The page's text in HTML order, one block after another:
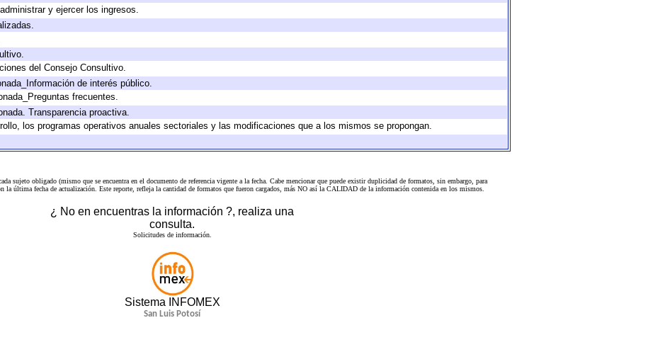
y ejercer los ingresos.
del Consejo Consultivo.
de interés público.
frecuentes.
Transparencia proactiva.
los programas operativos anuales sectoriales y las modificaciones que a los mismos se propongan.
sujeto obligado (mismo que se encuentra en el documento de referenciavigente a la fecha. Cabe mencionar que puede existir duplicidad de formatos, sin embargo, para
la última fecha de actualización. Este reporte, refleja la cantidad de formatos que fueron cargados, más NO así la CALIDAD de la información contenida en los mismos.
¿ No en encuentras la información ?, realiza una
consulta.
Solicitudes de información.
Sistema INFOMEX
San Luis Potosí